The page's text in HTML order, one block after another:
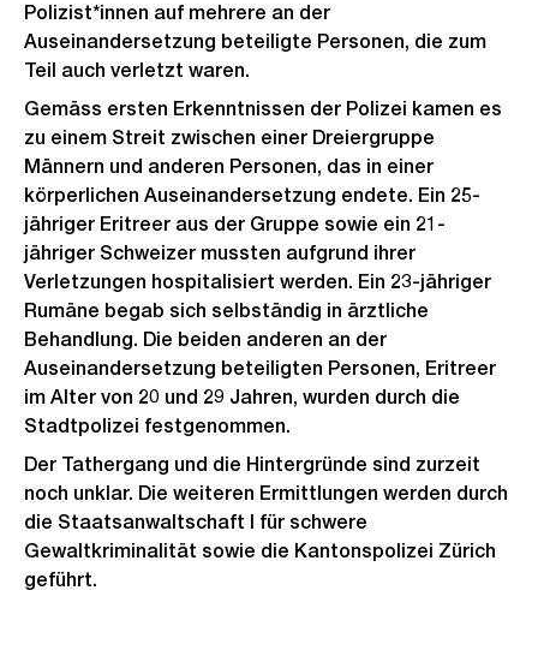
Polizist*innen auf mehrere an der
Auseinandersetzung beteiligte Personen, die zum
Teil auch verletzt waren.
Gemäss ersten Erkenntnissen der Polizei kamen es
zu einem Streit zwischen einer Dreiergruppe
Männern und anderen Personen, das in einer
körperlichen Auseinandersetzung endete. Ein 25-
jähriger Eritreer aus der Gruppe sowie ein 21-
jähriger Schweizer mussten aufgrund ihrer
Verletzungen hospitalisiert werden. Ein 23-jähriger
Rumäne begab sich selbständig in ärztliche
Behandlung. Die beiden anderen an der
Auseinandersetzung beteiligten Personen, Eritreer
im Alter von 20 und 29 Jahren, wurden durch die
Stadtpolizei festgenommen.
Der Tathergang und die Hintergründe sind zurzeit
noch unklar. Die weiteren Ermittlungen werden durch
die Staatsanwaltschaft I für schwere
Gewaltkriminalität sowie die Kantonspolizei Zürich
geführt.